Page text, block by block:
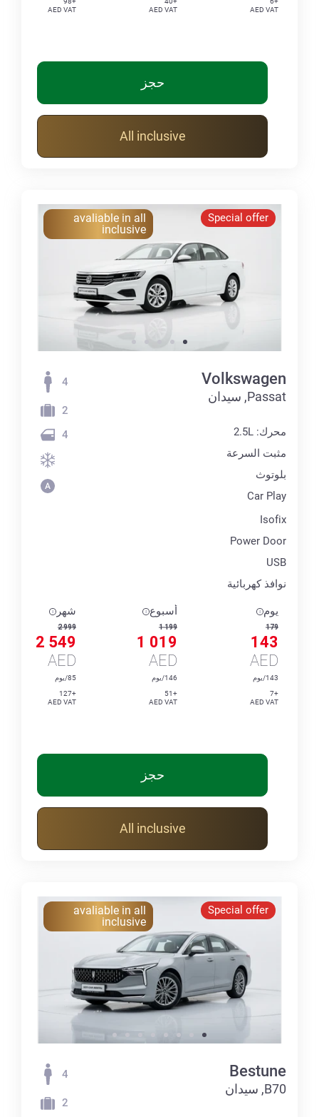
AED VAT
AED VAT
AED VAT
حجز
All inclusive
Special offer
avaliable in all
inclusive
Volkswagen
Passat, سيدان
محرك: 2.5L
مثبت السرعة
بلوتوث
Car Play
Isofix
Power Door
USB
نوافذ كهربائية
4
2
4
يوم
179
143
AED
143/يوم
+7
AED VAT
أسبوع
1 199
1 019
AED
146/يوم
+51
AED VAT
شهر
2 999
2 549
AED
85/يوم
+127
AED VAT
حجز
All inclusive
Special offer
avaliable in all
inclusive
Bestune
B70, سيدان
4
2